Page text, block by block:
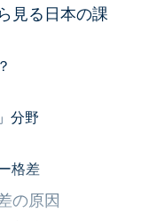
見る日本の課
分野
格差
の原因